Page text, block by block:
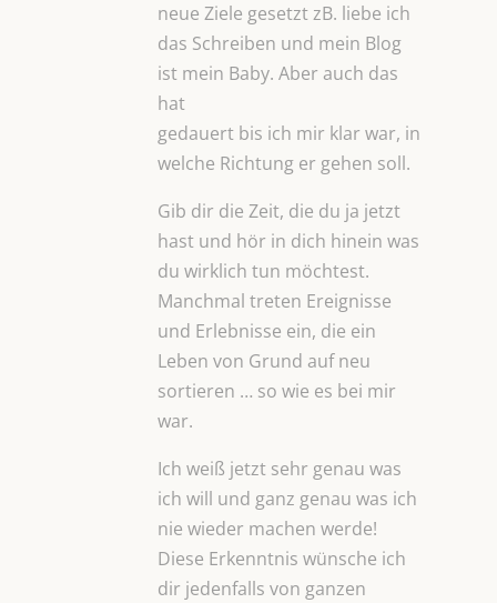
neue Ziele gesetzt zB. liebe ich
das Schreiben und mein Blog
ist mein Baby. Aber auch das
hat
gedauert bis ich mir klar war, in
welche Richtung er gehen soll.
Gib dir die Zeit, die du ja jetzt
hast und hör in dich hinein was
du wirklich tun möchtest.
Manchmal treten Ereignisse
und Erlebnisse ein, die ein
Leben von Grund auf neu
sortieren … so wie es bei mir
war.
Ich weiß jetzt sehr genau was
ich will und ganz genau was ich
nie wieder machen werde!
Diese Erkenntnis wünsche ich
dir jedenfalls von ganzen